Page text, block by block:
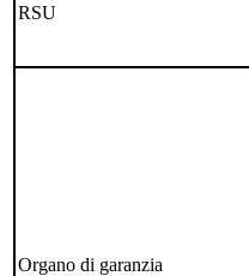
RSU
Organo di garanzia